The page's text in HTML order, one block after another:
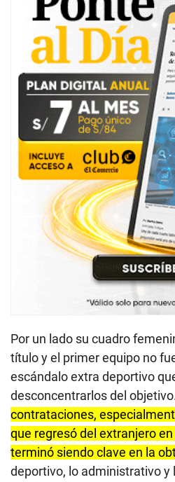
Por un lado su cuadro
título y el primer equipo no
escándalo extra deportivo
desconcentrarlos del
contrataciones,
que regresó del extranjero
terminó siendo clave en la
deportivo, lo administrativo y